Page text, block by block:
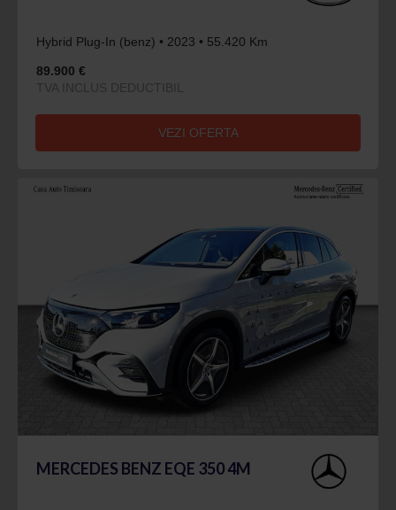
Hybrid Plug-In (benz) • 2023 • 55.420 Km
89.900 €
TVA INCLUS DEDUCTIBIL
VEZI OFERTA
MERCEDES BENZ EQE 350 4M